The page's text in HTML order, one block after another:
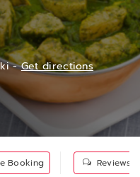
-Get directions
Booking Reviews